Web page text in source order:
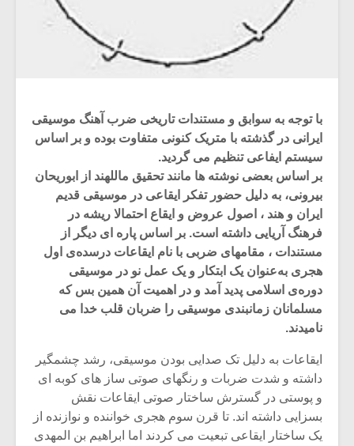
با توجه به سوابق و مستندات تاریخی ضرب آهنگ موسیقی
ایرانی در گذشته با متریک کنونی متفاوت بوده و بر اساس
سیستم ایفاعی تنظیم می گردید.
بر اساس بعضی نوشته ها مانند تحقیق ماللهند از ابوریحان
بیرونی، به دلیل حضور تفکر ایقاعی در موسیقی قدیم
ایران و هند ، اصول عروض و ایقاع احتمالا ریشه در
فرهنگ آریایی داشته است. بر اساس پاره ای دیگر از
مستندات ، مقامهای ضربی با نام ایقاعات درسده‌ی اول
هجری به‌عنوان یک ابتکار و یک عمل نو در موسیقی
دوره‌ی اسلامی پدید آمد و در اهمیت آن همین بس که
مسلمانان زمانبندی موسیقی را ضربان قلب خدا می
نامیدند.
ایقاعات به دلیل تک صدایی بودن موسیقی، رشد چشمگیر
داشته و شدت ضربات و رنگهای صوتی ساز های کوبه ای
و پوستی در گسترش ساختار صوتی ایقاعات نقش
بسزایی داشته اند. تا قرن سوم هجری خواننده و نوازنده از
یک ساختار ایقاعی تبعیت می کردند اما ابراهیم بن المهدی
میکلوش روژا
یادداشتی بر موسیقی
متن فیلم «متری
شیش و نیم»
موسیقی
برگزار